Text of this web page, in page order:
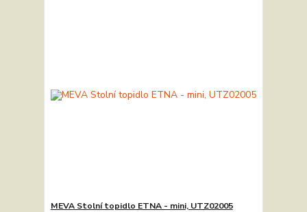
MEVA Stolní topidlo ETNA - mini, UTZ02005